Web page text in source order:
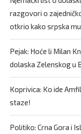
razgovori o
otkrio kako srpska
Pejak: Hoće li Milan
dolaska Zelenskog u
Koprivica: Ko ide
staze!
Politiko: Crna Gora i